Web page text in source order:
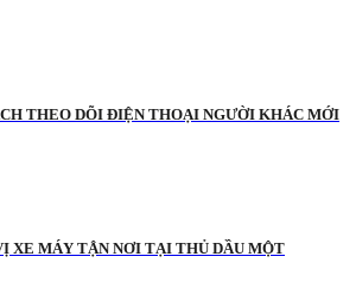
THEO DÕI ĐIỆN THOẠI NGƯỜI KHÁC MỚI
XE MÁY TẬN NƠI TẠI THỦ DẦU MỘT